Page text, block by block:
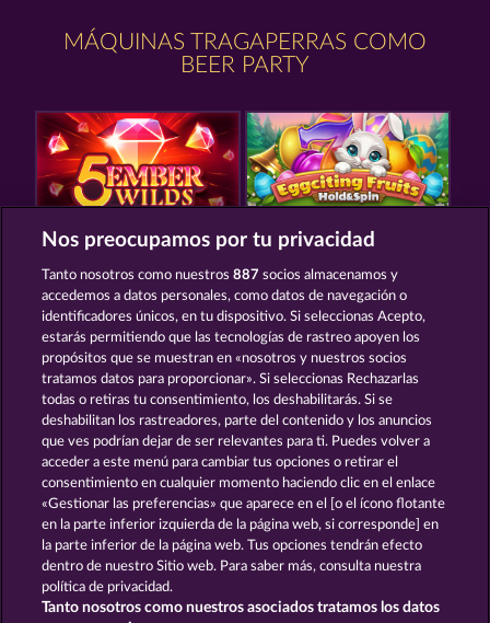
MÁQUINAS TRAGAPERRAS COMO
BEER PARTY
5 EMBER WILDS
EGYPTIAN MOON JUICY JESTER
Términos y condiciones
Declaración de privacidad Aviso Legal
Empresa Glosario
Nos preocupamos por tu privacidad
Tanto nosotros como nuestros887 socios almacenamos y
accedemos a datos personales, como datos de navegación o
identificadores únicos, en tu dispositivo. Si seleccionas Acepto,
estarás permitiendo que las tecnologías de rastreo apoyen los
propósitos que se muestran en «nosotros y nuestros socios
tratamos datos para proporcionar». Si seleccionas Rechazarlas
todas o retiras tu consentimiento, los deshabilitarás. Si se
deshabilitan los rastreadores, parte del contenido y los anuncios
que ves podrían dejar de ser relevantes para ti. Puedes volver a
acceder a este menú para cambiar tus opciones o retirar el
consentimiento en cualquier momento haciendo clic en el enlace
«Gestionar las preferencias» que aparece en el [o el ícono flotante
en la parte inferior izquierda de la página web, si corresponde] en
la parte inferior de la página web. Tus opciones tendrán efecto
dentro de nuestro Sitio web. Para saber más, consulta nuestra
política de privacidad.
Tanto nosotros como nuestros asociados tratamos los datos